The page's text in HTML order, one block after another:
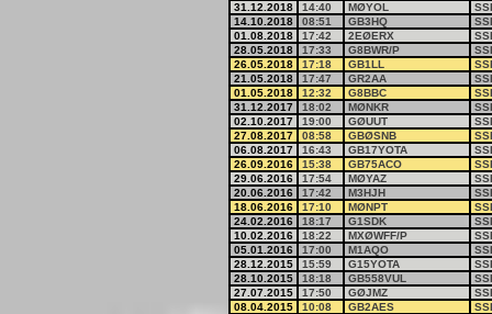
31.12.2018
14:40 MØYOL
14.10.2018
08:51 GB3HQ
01.08.2018
17:42 2EØERX
28.05.2018
17:33 G8BWR/P
26.05.2018
17:18 GB1LL
21.05.2018
17:47 GR2AA
01.05.2018
12:32 G8BBC
31.12.2017
18:02 MØNKR
02.10.2017
19:00 GØUUT
27.08.2017
08:58 GBØSNB
06.08.2017
16:43 GB17YOTA
26.09.2016
15:38 GB75ACO
29.06.2016
17:54 MØYAZ
20.06.2016
17:42 M3HJH
18.06.2016
17:10 MØNPT
24.02.2016
18:17 G1SDK
10.02.2016
18:22 MXØWFF/P
05.01.2016
17:00 M1AQO
28.12.2015
15:59 G15YOTA
28.10.2015
18:18 GB558VUL
27.07.2015
17:50 GØJMZ
08.04.2015
10:08 GB2AES